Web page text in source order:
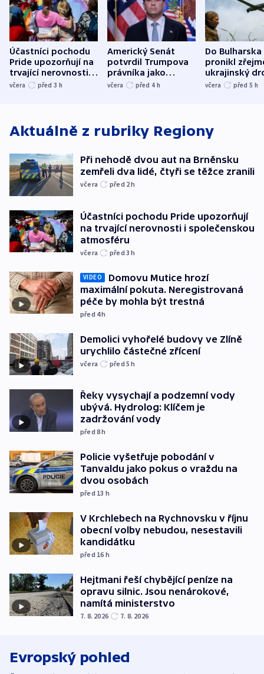
Účastníci pochodu
Pride upozorňují na
trvající nerovnosti i
společenskou
včera před 3 h
Americký Senát
potvrdil Trumpova
právníka jako
ministra
včera před 4 h
Do Bulharska
pronikl
ukrajinský
explodoval
včera před 5 h
Aktuálně z rubriky Regiony
Při nehodě dvou aut na Brněnsku
zemřeli dva lidé, čtyři se těžce zranili
včera před 2h
Účastníci pochodu Pride upozorňují
na trvající nerovnosti i společenskou
atmosféru
včera před 3h
VIDEO
Domovu Mutice hrozí
maximální pokuta. Neregistrovaná
péče by mohla být trestná
před 4h
Demolici vyhořelé budovy ve Zlíně
urychlilo částečné zřícení
včera před 5h
Řeky vysychají a podzemní vody
ubývá. Hydrolog: Klíčem je
zadržování vody
před 8h
Policie vyšetřuje pobodání v
Tanvaldu jako pokus o vraždu na
dvou osobách
před 13 h
V Krchlebech na Rychnovsku v říjnu
obecní volby nebudou, nesestavili
kandidátku
před 16 h
Hejtmani řeší chybějící peníze na
opravu silnic. Jsou nenárokové,
namítá ministerstvo
7. 8. 2026 7. 8. 2026
Evropský pohled